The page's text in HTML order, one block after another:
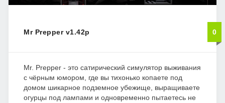
Mr Prepper v1.42p 0
Mr. Prepper - это сатирический симулятор выживания
с чёрным юмором, где вы тихонько копаете под
домом шикарное подземное убежище, выращиваете
огурцы под лампами и одновременно пытаетесь не